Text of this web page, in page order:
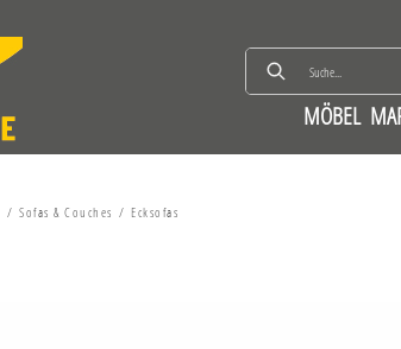
MÖBEL
Sofas & Couches Ecksofas